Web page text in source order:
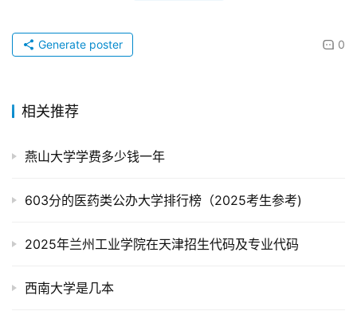
0
Generate poster
相关推荐
燕山大学学费多少钱一年
603分的医药类公办大学排行榜（2025考生参考)
2025年兰州工业学院在天津招生代码及专业代码
西南大学是几本